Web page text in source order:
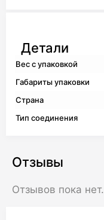
Детали
Вес с упаковкой
Габариты упаковки
Страна
Тип соединения
Отзывы
Отзывов пока нет.